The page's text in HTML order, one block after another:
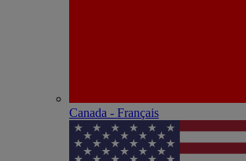
Canada - Français